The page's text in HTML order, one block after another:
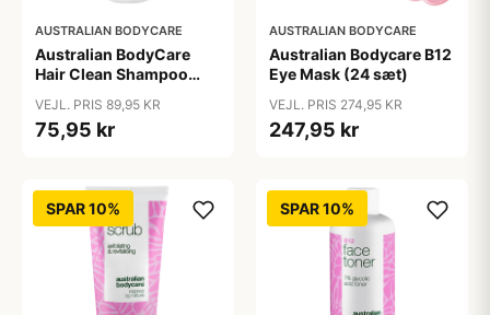
AUSTRALIAN BODYCARE
Australian BodyCare
Hair Clean Shampoo
VEJL. PRIS 89,95 KR
75,95 kr
AUSTRALIAN BODYCARE
Australian Bodycare B12
Eye Mask (24 sæt)
VEJL. PRIS 274,95 KR
247,95 kr
SPAR 10% SPAR 10%